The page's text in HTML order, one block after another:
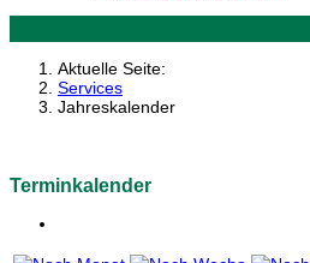
Aktuelle Seite:
Services
Jahreskalender
Terminkalender